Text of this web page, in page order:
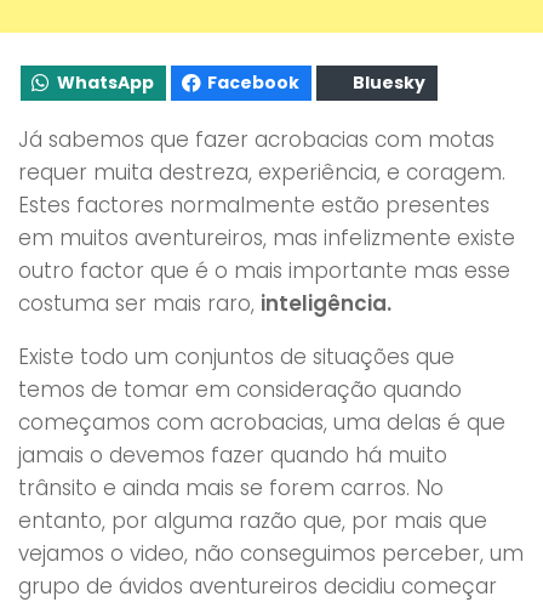
WhatsApp Facebook Bluesky
Já sabemos que fazer acrobacias com motas
requer muita destreza, experiência, e coragem.
Estes factores normalmente estão presentes
em muitos aventureiros, mas infelizmente existe
outro factor que é o mais importante mas esse
costuma ser mais raro, inteligência.
Existe todo um conjuntos de situações que
temos de tomar em consideração quando
começamos com acrobacias, uma delas é que
jamais o devemos fazer quando há muito
trânsito e ainda mais se forem carros. No
entanto, por alguma razão que, por mais que
vejamos o video, não conseguimos perceber, um
grupo de ávidos aventureiros decidiu começar